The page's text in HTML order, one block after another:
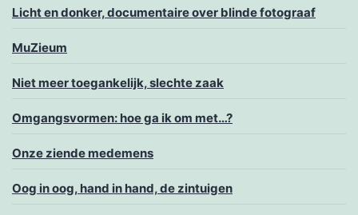
Licht en donker, documentaire over blinde fotograaf
MuZieum
Niet meer toegankelijk, slechte zaak
Omgangsvormen: hoe ga ik om met…?
Onze ziende medemens
Oog in oog, hand in hand, de zintuigen